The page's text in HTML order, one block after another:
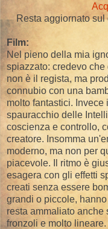
Resta aggiornato
Film:
Nel pieno della mia
spiazzato: credevo che
non è il regista, ma
connubio con una
molto fantastici.
spauracchio delle
coscienza e controllo,
creatore. Insomma
moderno, ma non per
piacevole. Il ritmo è
esagera con gli effetti
creati senza essere
grandi o piccole,
resta ammaliato anche
fronzoli e molto